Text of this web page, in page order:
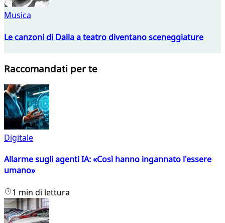
Musica
Le canzoni di Dalla a teatro diventano sceneggiature
Raccomandati per te
Digitale
Allarme sugli agenti IA: «Così hanno ingannato l'essere
umano»
1 min di lettura